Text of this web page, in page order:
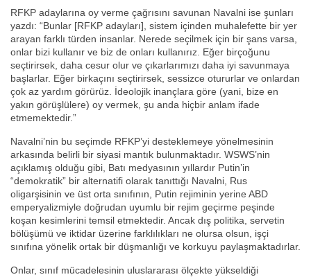
RFKP adaylarına oy verme çağrısını savunan Navalni ise şunları
yazdı: “Bunlar [RFKP adayları], sistem içinden muhalefette bir yer
arayan farklı türden insanlar. Nerede seçilmek için bir şans varsa,
onlar bizi kullanır ve biz de onları kullanırız. Eğer birçoğunu
seçtirirsek, daha cesur olur ve çıkarlarımızı daha iyi savunmaya
başlarlar. Eğer birkaçını seçtirirsek, sessizce otururlar ve onlardan
çok az yardım görürüz. İdeolojik inançlara göre (yani, bize en
yakın görüşlülere) oy vermek, şu anda hiçbir anlam ifade
etmemektedir.”
Navalni’nin bu seçimde RFKP’yi desteklemeye yönelmesinin
arkasında belirli bir siyasi mantık bulunmaktadır. WSWS’nin
açıklamış olduğu gibi, Batı medyasının yıllardır Putin’in
“demokratik” bir alternatifi olarak tanıttığı Navalni, Rus
oligarşisinin ve üst orta sınıfının, Putin rejiminin yerine ABD
emperyalizmiyle doğrudan uyumlu bir rejim geçirme peşinde
koşan kesimlerini temsil etmektedir. Ancak dış politika, servetin
bölüşümü ve iktidar üzerine farklılıkları ne olursa olsun, işçi
sınıfına yönelik ortak bir düşmanlığı ve korkuyu paylaşmaktadırlar.
Onlar, sınıf mücadelesinin uluslararası ölçekte yükseldiği